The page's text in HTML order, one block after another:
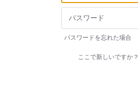
パスワードを忘れた場合
ここで新しいですか？